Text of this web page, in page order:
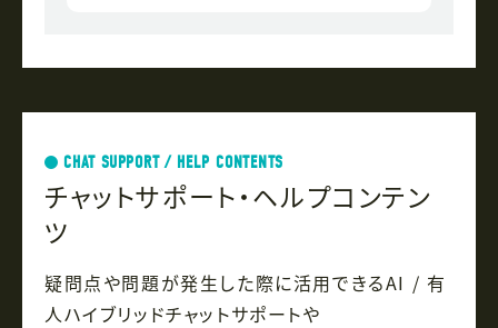
CHAT SUPPORT / HELP CONTENTS
チャットサポート・ヘルプコンテン
ツ
疑問点や問題が発生した際に活用できるAI / 有
人ハイブリッドチャットサポートや